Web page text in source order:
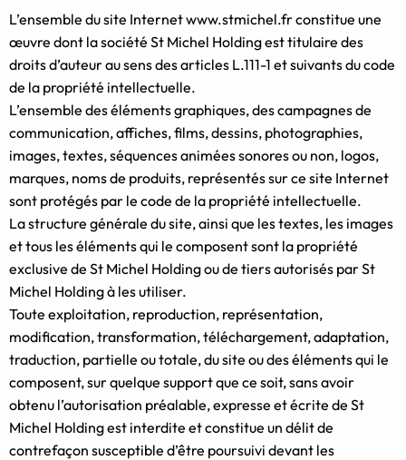
L’ensemble du site Internet www.stmichel.fr constitue une
œuvre dont la société St Michel Holding est titulaire des
droits d’auteur au sens des articles L.111-1 et suivants du code
de la propriété intellectuelle.
L’ensemble des éléments graphiques, des campagnes de
communication, affiches, films, dessins, photographies,
images, textes, séquences animées sonores ou non, logos,
marques, noms de produits, représentés sur ce site Internet
sont protégés par le code de la propriété intellectuelle.
La structure générale du site, ainsi que les textes, les images
et tous les éléments qui le composent sont la propriété
exclusive de St Michel Holding ou de tiers autorisés par St
Michel Holding à les utiliser.
Toute exploitation, reproduction, représentation,
modification, transformation, téléchargement, adaptation,
traduction, partielle ou totale, du site ou des éléments qui le
composent, sur quelque support que ce soit, sans avoir
obtenu l’autorisation préalable, expresse et écrite de St
Michel Holding est interdite et constitue un délit de
contrefaçon susceptible d’être poursuivi devant les